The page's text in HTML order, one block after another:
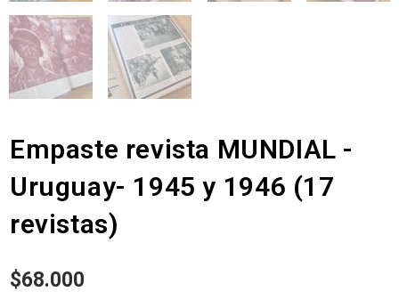
Empaste revista MUNDIAL -
Uruguay- 1945 y 1946 (17
revistas)
$68.000